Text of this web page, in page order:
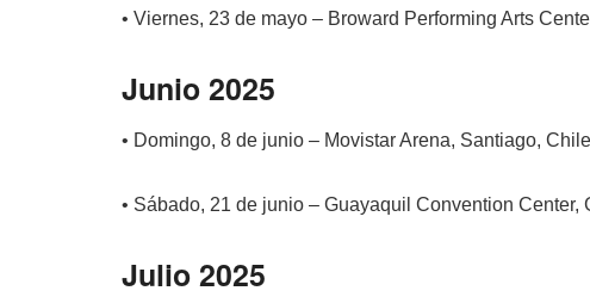
• Viernes, 23 de mayo – Broward Performing Arts
Junio 2025
• Domingo, 8 de junio – Movistar Arena, Santiago, Chile
• Sábado, 21 de junio – Guayaquil Convention Center,
Julio 2025